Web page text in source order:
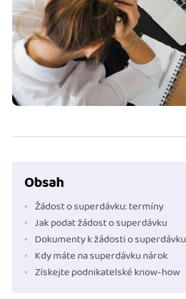
Spřátelené účetní
Katalog doplňků
Jak se vyznat ve fakturaci
Blog
mini akademie
Fakturační poradna
Obsah
Žádost o superdávku: termíny
Jak podat žádost o superdávku
Dokumenty k žádosti o superdávku
Kdy máte na superdávku nárok
Získejte podnikatelské know-how